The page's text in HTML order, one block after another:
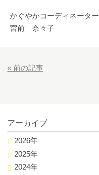
かぐやかコーディネーター
宮前 奈々子
« 前の記事
アーカイブ
2026年
2025年
2024年